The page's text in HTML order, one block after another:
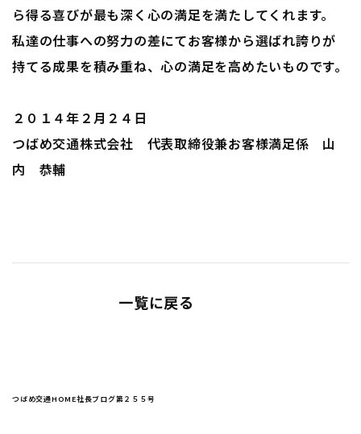
ら得る喜びが最も深く心の満足を満たしてくれます。
私達の仕事への努力の差にてお客様から選ばれ誇りが
持てる成果を積み重ね、心の満足を高めたいものです。
２０１４年２月２４日
つばめ交通株式会社 代表取締役兼お客様満足係 山
内 恭輔
一覧に戻る
つばめ交通HOME社長ブログ第２５５号